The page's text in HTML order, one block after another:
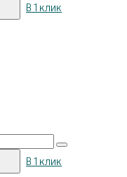
В 1 клик
В 1 клик